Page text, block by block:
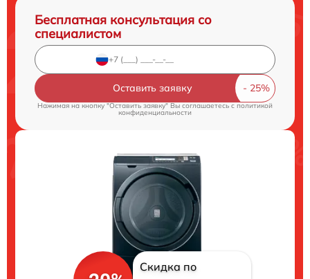
Бесплатная консультация со
специалистом
Оставить заявку
Нажимая на кнопку "Оставить заявку" Вы соглашаетесь cполитикой
конфиденциальности
Скидка по